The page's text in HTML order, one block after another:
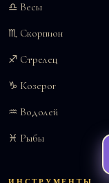
♎ Весы
♏ Скорпион
♐ Стрелец
♑ Козерог
♒ Водолей
♓ Рыбы